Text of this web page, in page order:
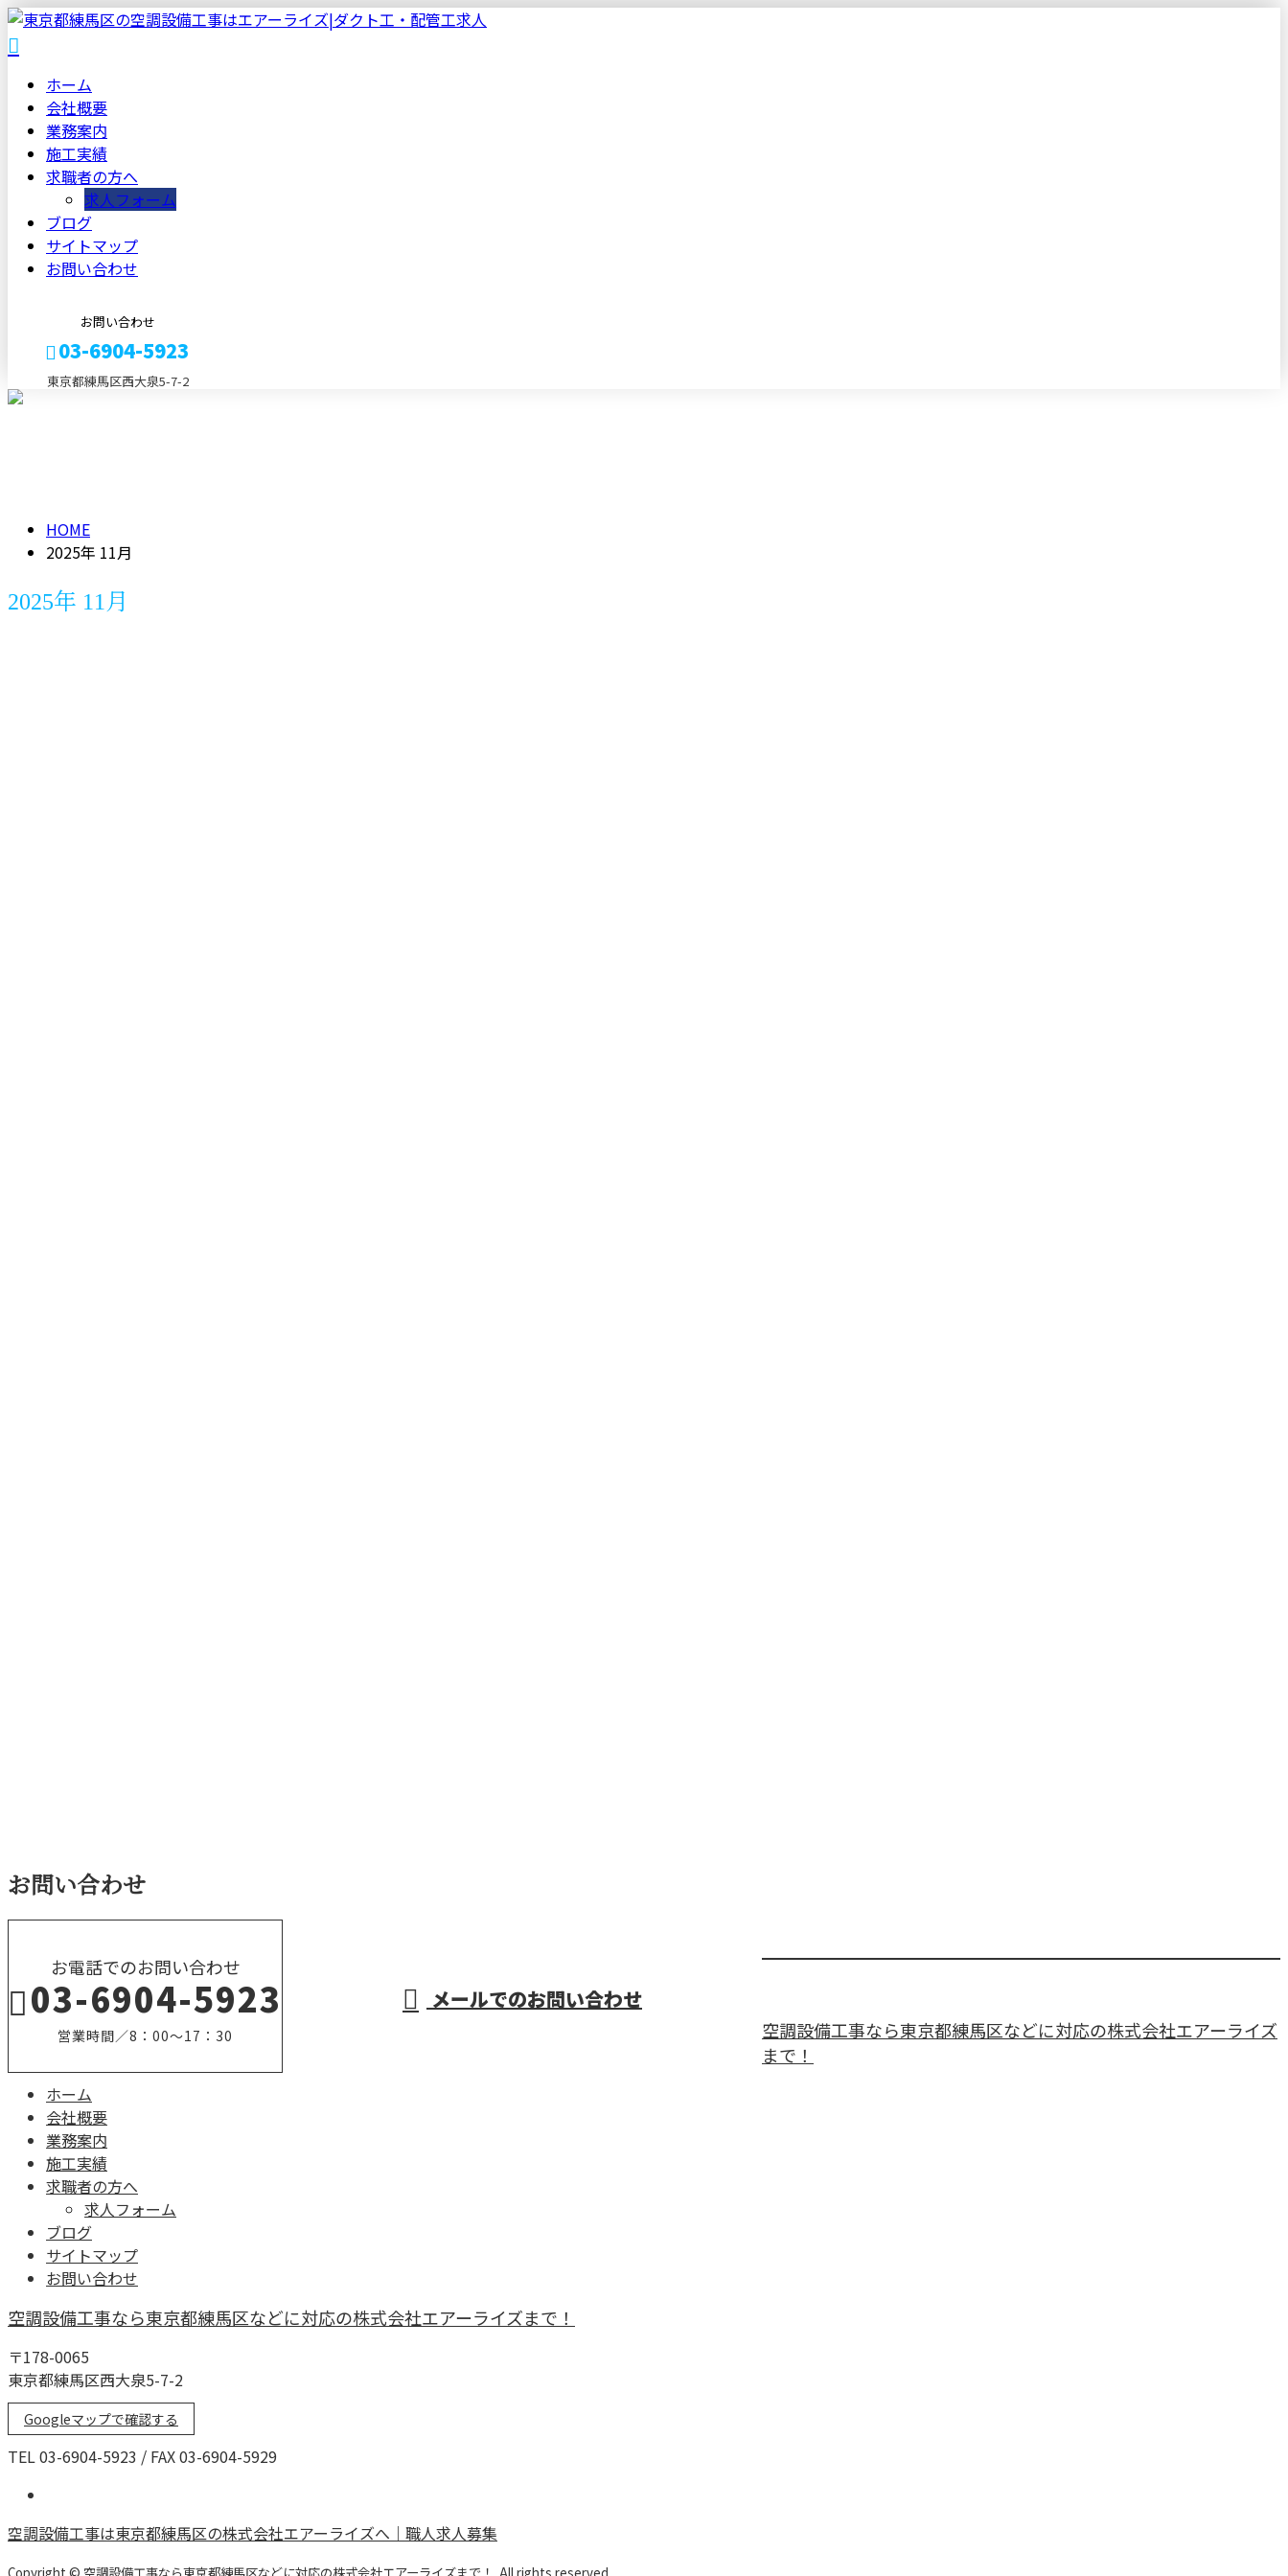
ホーム
会社概要
業務案内
施工実績
求職者の方へ
求人フォーム
ブログ
サイトマップ
お問い合わせ
お問い合わせ
03-6904-5923
東京都練馬区西大泉5-7-2
HOME
2025年 11月
2025年 11月
お問い合わせ
お電話でのお問い合わせ
03-6904-5923
営業時間／8：00～17：30
メールでのお問い合わせ
空調設備工事なら東京都練馬区などに対応の株式会社エアーライズ
まで！
ホーム
会社概要
業務案内
施工実績
求職者の方へ
求人フォーム
ブログ
サイトマップ
お問い合わせ
空調設備工事なら東京都練馬区などに対応の株式会社エアーライズまで！
〒178-0065
東京都練馬区西大泉5-7-2
Googleマップで確認する
TEL 03-6904-5923 / FAX 03-6904-5929
空調設備工事は東京都練馬区の株式会社エアーライズへ｜職人求人募集